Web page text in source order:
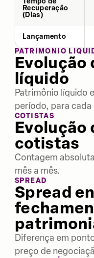
Recuperação
(Dias)
Lançamento
PATRIMÔNIO
Evolução
líquido
Patrimônio líquido
período, para
COTISTAS
Evolução
cotistas
Contagem
mês a mês.
SPREAD
Spread
Diferença em
preço de